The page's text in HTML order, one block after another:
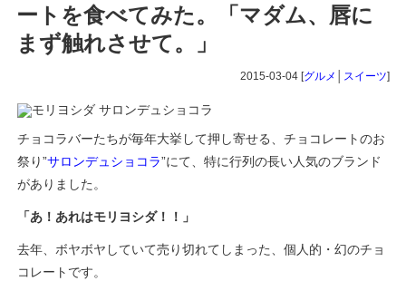
ートを食べてみた。「マダム、唇に
まず触れさせて。」
2015-03-04 [グルメ スイーツ]
チョコラバーたちが毎年大挙して押し寄せる、チョコレートのお
祭り”サロンデュショコラ”にて、特に行列の長い人気のブランド
がありました。
「あ！あれはモリヨシダ！！」
去年、ボヤボヤしていて売り切れてしまった、個人的・幻のチョ
コレートです。